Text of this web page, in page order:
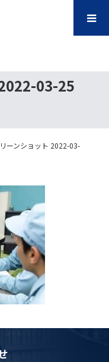
03-25
ーンショット 2022-03-